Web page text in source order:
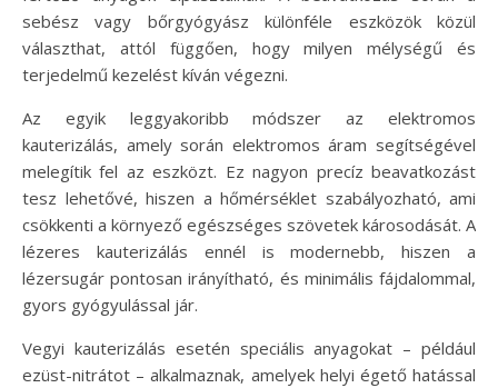
sebész vagy bőrgyógyász különféle eszközök közül
választhat, attól függően, hogy milyen mélységű és
terjedelmű kezelést kíván végezni.
Az egyik leggyakoribb módszer az elektromos
kauterizálás, amely során elektromos áram segítségével
melegítik fel az eszközt. Ez nagyon precíz beavatkozást
tesz lehetővé, hiszen a hőmérséklet szabályozható, ami
csökkenti a környező egészséges szövetek károsodását. A
lézeres kauterizálás ennél is modernebb, hiszen a
lézersugár pontosan irányítható, és minimális fájdalommal,
gyors gyógyulással jár.
Vegyi kauterizálás esetén speciális anyagokat – például
ezüst-nitrátot – alkalmaznak, amelyek helyi égető hatással